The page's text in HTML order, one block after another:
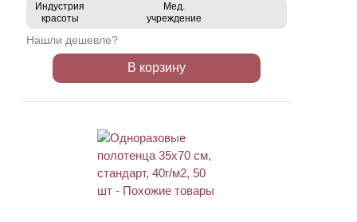
Индустрия
красоты
Мед.
учреждение
Нашли дешевле?
В корзину